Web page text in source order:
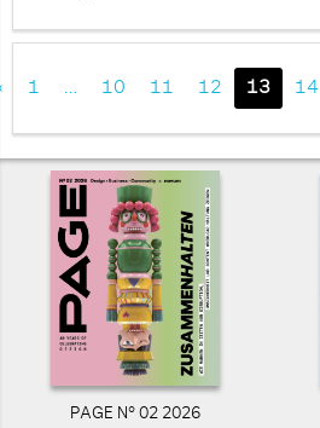
1 10 11 12 13 14
PAGE N° 02 2026